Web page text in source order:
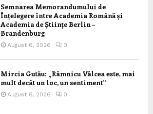
Semnarea Memorandumului de
Înțelegere între Academia Română și
Academia de Științe Berlin –
Brandenburg
August 6, 2026 0
Mircia Gutău: „Râmnicu Vâlcea este, mai
mult decât un loc, un sentiment”
August 6, 2026 0